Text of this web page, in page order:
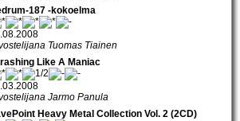
187 -kokoelma
Tuomas Tiainen
Like A Maniac
Jarmo Panula
Heavy Metal Collection Vol. 2 (2CD)